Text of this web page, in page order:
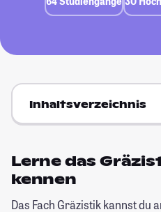
Inhaltsverzeichnis
Lerne das
kennen
Das Fach Gräzistik kannst du